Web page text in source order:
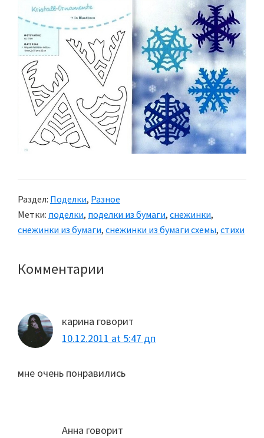
Раздел: Поделки, Разное
Метки: поделки, поделки из бумаги, снежинки,
снежинки из бумаги, снежинки из бумаги схемы, стихи
Reader
Комментарии
карина говорит
10.12.2011 at 5:47 дп
мне очень понравились
Анна говорит